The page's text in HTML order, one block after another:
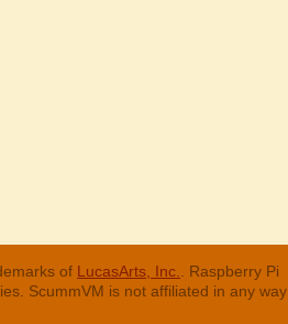
of LucasArts, Inc.
. Raspberry Pi
ScummVM is not affiliated in any way